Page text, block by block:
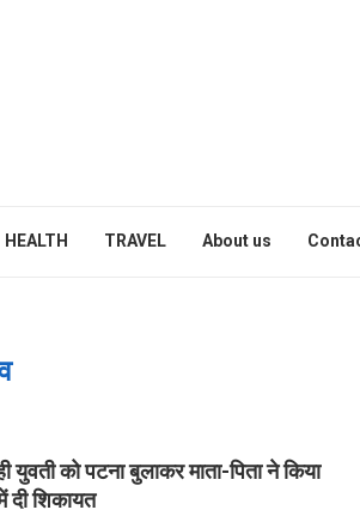
HEALTH TRAVEL About us
युवती को पटना बुलाकर माता-पिता ने किया
दी शिकायत